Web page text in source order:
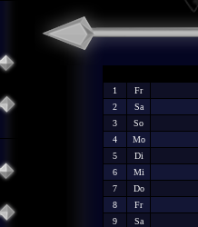
1
Fr
2
Sa
3
So
4
Mo
5
Di
6
Mi
7
Do
8
Fr
9
Sa